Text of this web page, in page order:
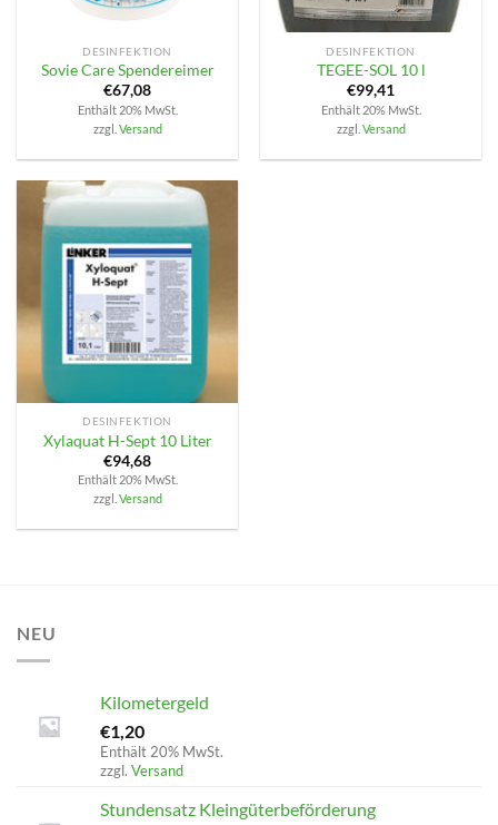
DESINFEKTION
Sovie Care Spendereimer
€67,08
Enthält 20% MwSt.
zzgl. Versand
DESINFEKTION
TEGEE-SOL 10 l
€99,41
Enthält 20% MwSt.
zzgl. Versand
DESINFEKTION
Xylaquat H-Sept 10 Liter
€94,68
Enthält 20% MwSt.
zzgl. Versand
NEU
Kilometergeld
€1,20
Enthält 20% MwSt.
zzgl. Versand
Stundensatz Kleingüterbeförderung